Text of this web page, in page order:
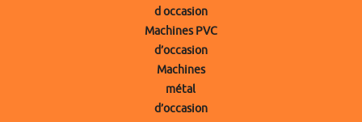
d occasion
Machines PVC
d’occasion
Machines
métal
d’occasion